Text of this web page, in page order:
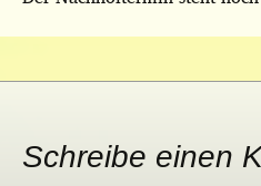
Schreibe einen